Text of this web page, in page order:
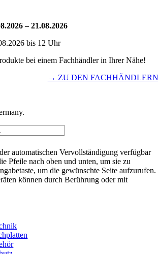
– 21.08.2026
bis 12 Uhr
bei einem Fachhändler in Ihrer Nähe!
→ ZU DEN FACHHÄNDLERN
automatischen Vervollständigung verfügbar
Pfeile nach oben und unten, um sie zu
um die gewünschte Seite aufzurufen.
können durch Berührung oder mit